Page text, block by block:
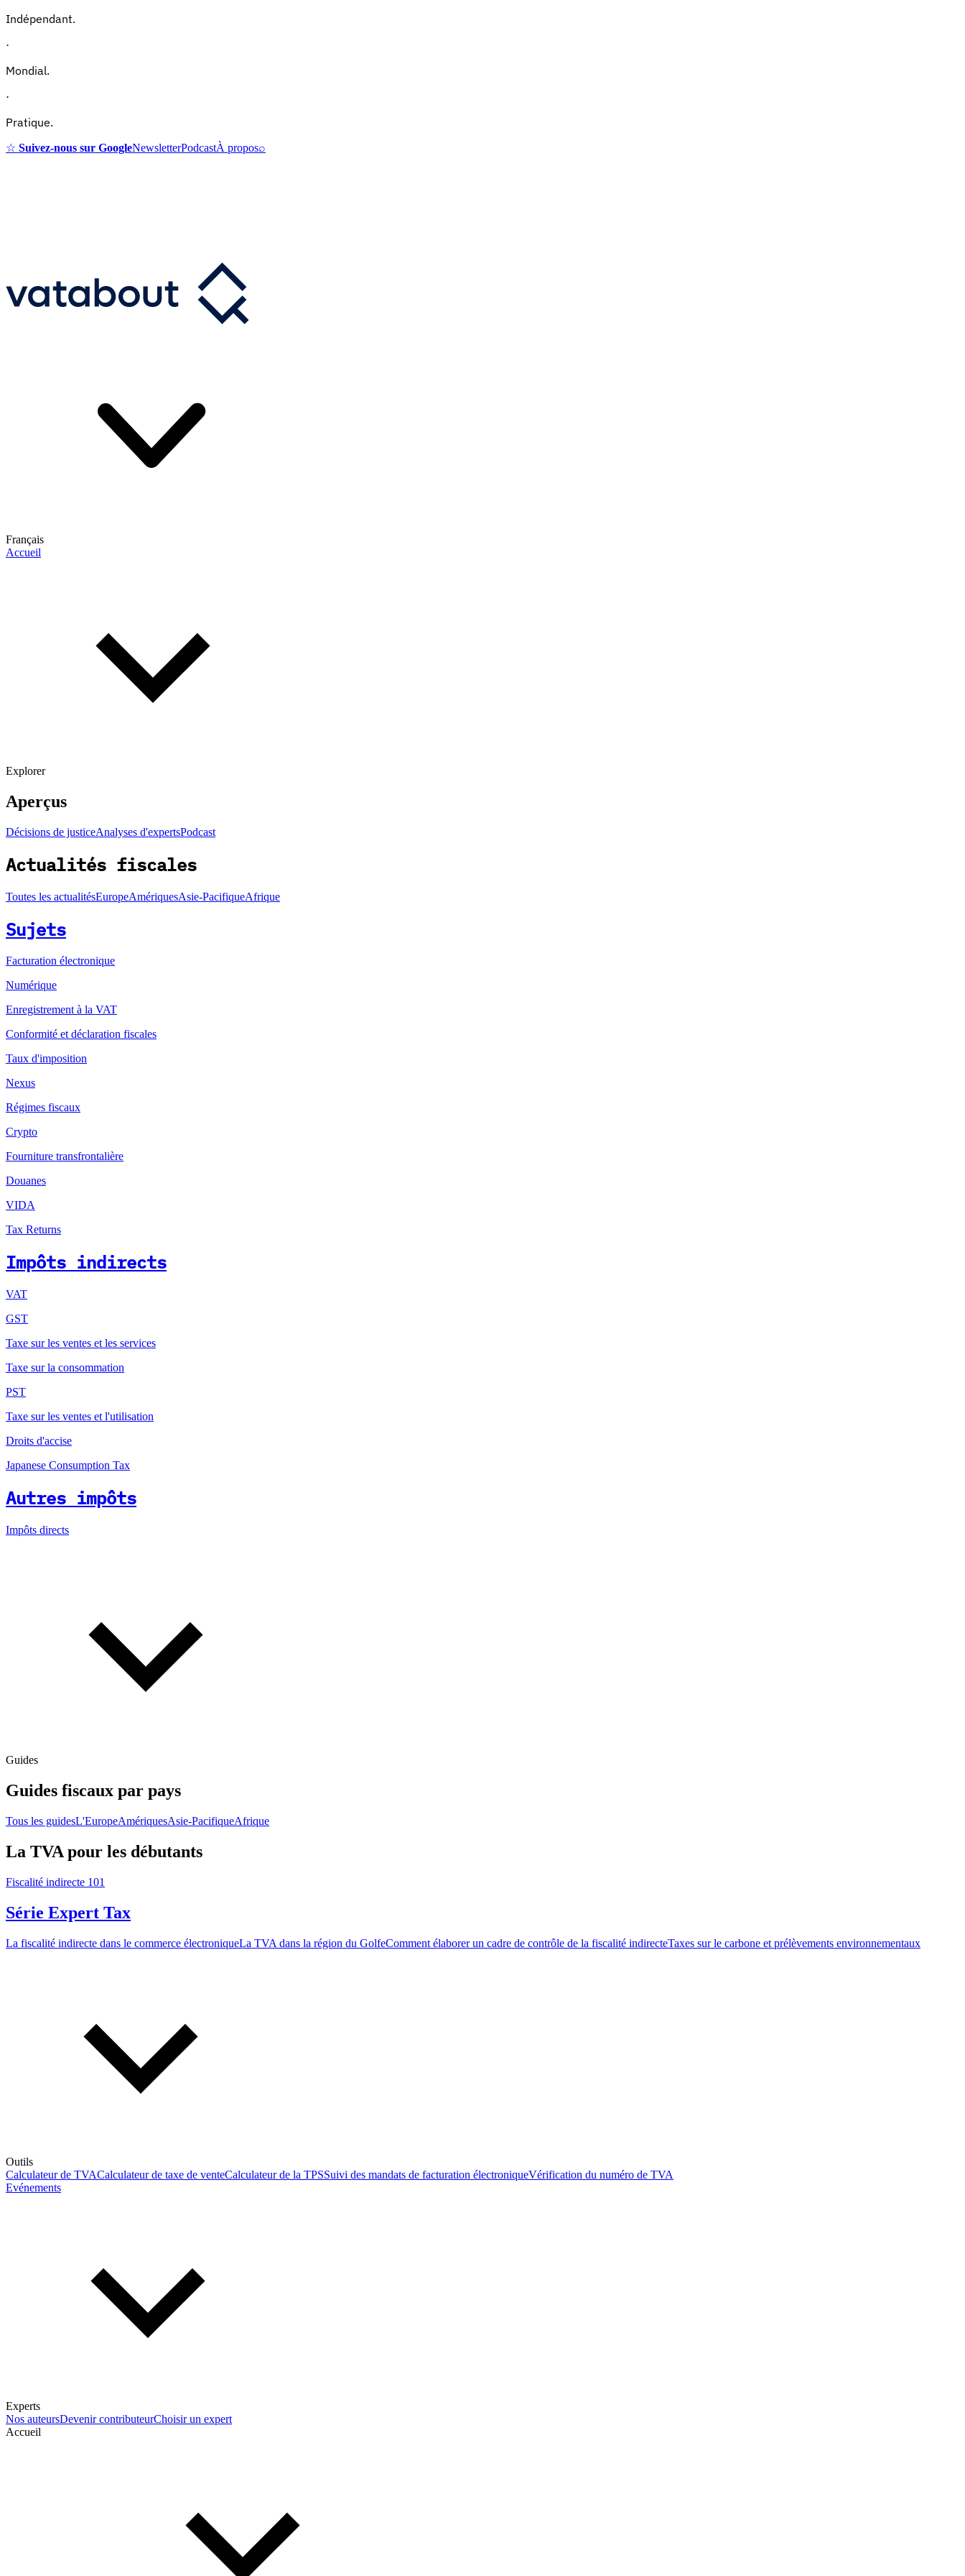
Indépendant.
·
Mondial.
·
Pratique.
☆ Suivez-nous sur GoogleNewsletterPodcastÀ propos⌕
Français
Accueil
Explorer
Aperçus
Décisions de justiceAnalyses d'expertsPodcast
Actualités fiscales
Toutes les actualitésEuropeAmériquesAsie-PacifiqueAfrique
Sujets
Facturation électronique
Numérique
Enregistrement à la VAT
Conformité et déclaration fiscales
Taux d'imposition
Nexus
Régimes fiscaux
Crypto
Fourniture transfrontalière
Douanes
VIDA
Tax Returns
Impôts indirects
VAT
GST
Taxe sur les ventes et les services
Taxe sur la consommation
PST
Taxe sur les ventes et l'utilisation
Droits d'accise
Japanese Consumption Tax
Autres impôts
Impôts directs
Guides
Guides fiscaux par pays
Tous les guidesL'EuropeAmériquesAsie-PacifiqueAfrique
La TVA pour les débutants
Fiscalité indirecte 101
Série Expert Tax
La fiscalité indirecte dans le commerce électroniqueLa TVA dans la région du GolfeComment élaborer un cadre de contrôle de la fiscalité indirecteTaxes sur le carbone et prélèvements environnementaux
Outils
Calculateur de TVACalculateur de taxe de venteCalculateur de la TPSSuivi des mandats de facturation électroniqueVérification du numéro de TVA
Evénements
Experts
Nos auteursDevenir contributeurChoisir un expert
Accueil